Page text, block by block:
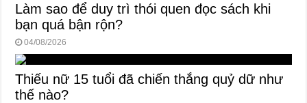
Làm sao để duy trì thói quen đọc sách khi
bạn quá bận rộn?
04/08/2026
Thiếu nữ 15 tuổi đã chiến thắng quỷ dữ như
thế nào?